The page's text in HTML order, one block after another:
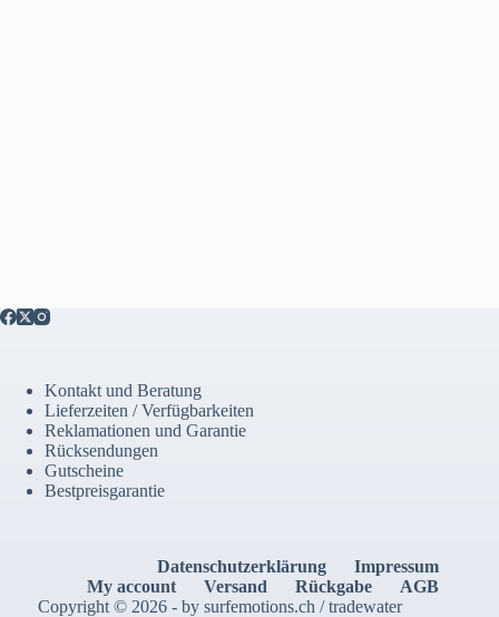
Kontakt und Beratung
Lieferzeiten / Verfügbarkeiten
Reklamationen und Garantie
Rücksendungen
Gutscheine
Bestpreisgarantie
Datenschutzerklärung
Impressum
My account
Versand Rückgabe
AGB
Copyright © 2026 - by surfemotions.ch / tradewater